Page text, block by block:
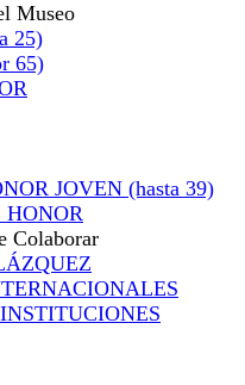
Museo
25)
65)
JOVEN (hasta 39)
Colaborar